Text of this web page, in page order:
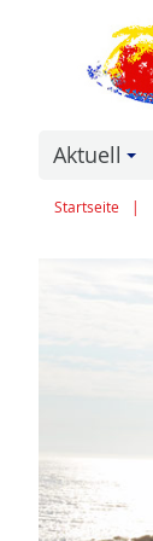
Aktuell
Startseite